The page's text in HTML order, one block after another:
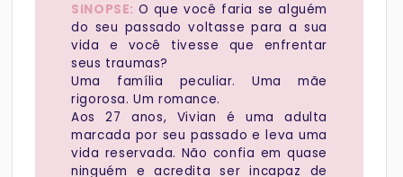
SINOPSE: O que você faria se alguém
do seu passado voltasse para a sua
vida e você tivesse que enfrentar
seus traumas?
Uma família peculiar. Uma mãe
rigorosa. Um romance.
Aos 27 anos, Vivian é uma adulta
marcada por seu passado e leva uma
vida reservada. Não confia em quase
ninguém e acredita ser incapaz de